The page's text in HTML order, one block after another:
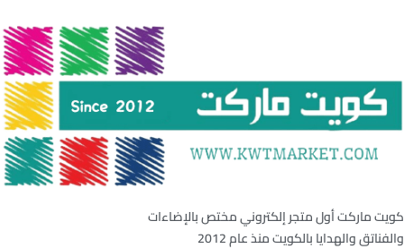
كويت ماركت أول متجر إلكتروني مختص بالإضاءات
والفناتق والهدايا بالكويت منذ عام 2012